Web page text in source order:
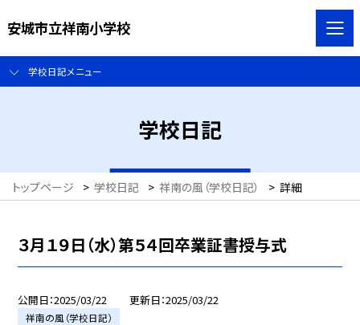
安城市立祥南小学校
学校日記メニュー
学校日記
トップページ > 学校日記 > 祥南の風（学校日記） > 詳細
３月１９日（水）第５４回卒業証書授与式
公開日 2025/03/22 更新日 2025/03/22
祥南の風（学校日記）